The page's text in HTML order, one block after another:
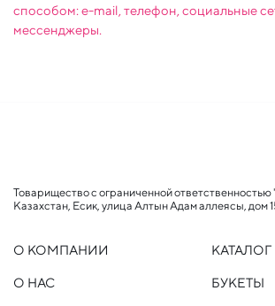
способом: e-mail, телефон, социальные
мессенджеры.
Товарищество с ограниченной
Казахстан, Есик, улица Алтын Адам аллеясы, дом
О КОМПАНИИ
О НАС
КАТАЛОГ
БУКЕТЫ